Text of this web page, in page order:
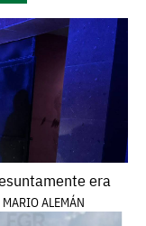
era
MARIO ALEMÁN